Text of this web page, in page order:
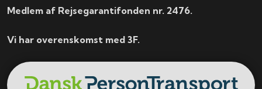
Medlem af Rejsegarantifonden nr. 2476.
Vi har overenskomst med 3F.